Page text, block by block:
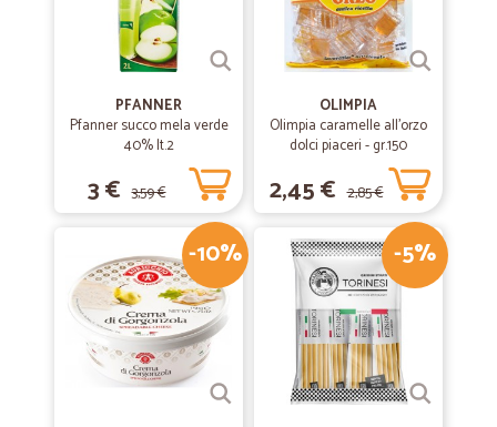
PFANNER
Pfanner succo mela verde
40% lt.2
3 € 3,59 €
OLIMPIA
Olimpia caramelle all'orzo
dolci piaceri - gr.150
2,45 € 2,85 €
-10% -5%